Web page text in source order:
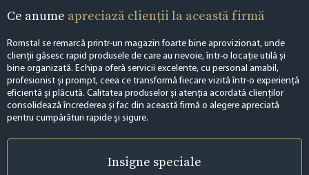
Ce anume apreciază clienții la această firmă
Romstal se remarcă printr-un magazin foarte bine aprovizionat, unde
clienții găsesc rapid produsele de care au nevoie, într-o locație utilă și
bine organizată. Echipa oferă servicii excelente, cu personal amabil,
profesionist și prompt, ceea ce transformă fiecare vizită într-o experiență
eficientă și plăcută. Calitatea produselor și atenția acordată clienților
consolidează încrederea și fac din această firmă o alegere apreciată
pentru cumpărături rapide și sigure.
Insigne speciale